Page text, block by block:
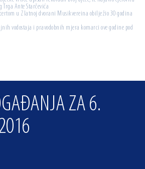
Trga Ante Starčevića
u Zlatnoj dvorani Musikvereina obilježio 30 godina
vodostaja i pravodobnih mjera komarci ove godine pod
ZA 6. PROSINCA 2016
ZA 6.